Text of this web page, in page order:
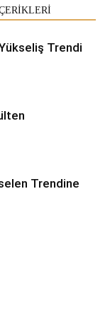
Trendi
Trendine